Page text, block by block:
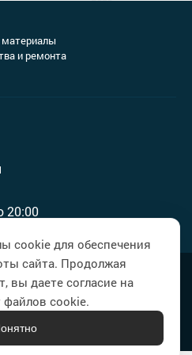
фасада
и ремонта
20:00
cookie для обеспечения
сайта. Продолжая
вы даете согласие на
файлов cookie.